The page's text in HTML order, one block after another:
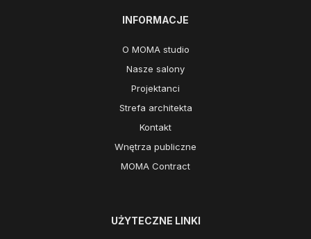
INFORMACJE
O MOMA studio
Nasze salony
Projektanci
Strefa architekta
Kontakt
Wnętrza publiczne
MOMA Contract
UŻYTECZNE LINKI